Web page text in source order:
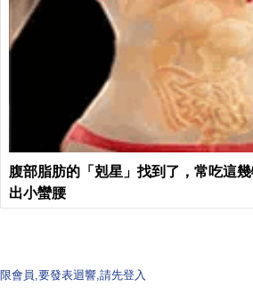
腹部脂肪的「剋星」找到了，常吃這
出小蠻腰
限會員,要發表迴響,請先登入